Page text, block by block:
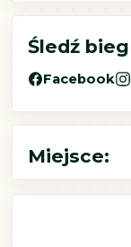
Śledź bieg
Facebook
Miejsce: